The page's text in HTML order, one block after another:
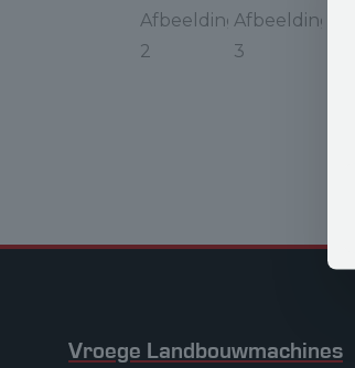
Vroege Landbouwmachines